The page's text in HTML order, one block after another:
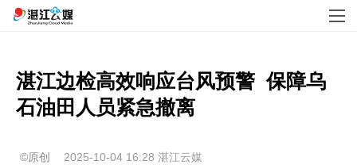
湛江边检高效响应台风预警  保障乌
石油田人员紧急撤离
©原创 2025-10-04 16:28 湛江云媒